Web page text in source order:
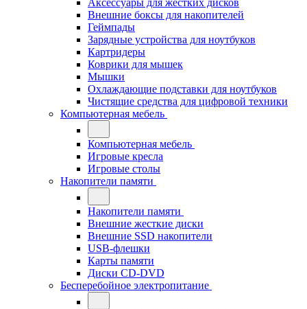
Аксессуары для жестких дисков
Внешние боксы для накопителей
Геймпады
Зарядные устройства для ноутбуков
Картридеры
Коврики для мышек
Мышки
Охлаждающие подставки для ноутбуков
Чистящие средства для цифровой техники
Компьютерная мебель
Компьютерная мебель
Игровые кресла
Игровые столы
Накопители памяти
Накопители памяти
Внешние жесткие диски
Внешние SSD накопители
USB-флешки
Карты памяти
Диски CD-DVD
Бесперебойное электропитание